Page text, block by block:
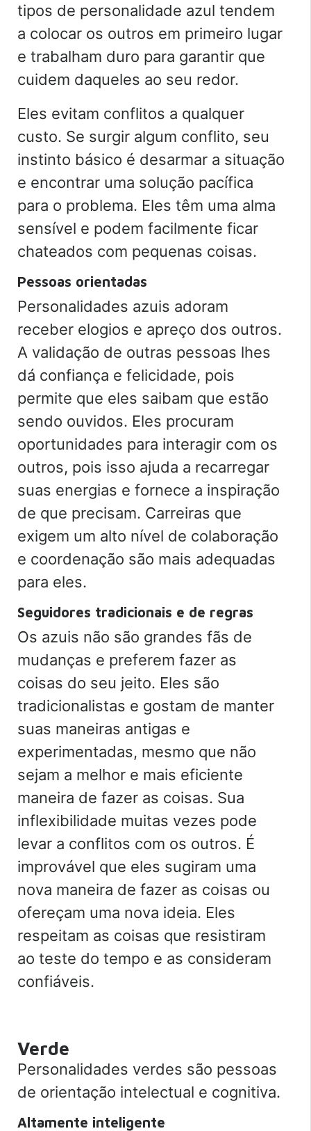
tipos de personalidade azul tendem
a colocar os outros em primeiro lugar
e trabalham duro para garantir que
cuidem daqueles ao seu redor.
Eles evitam conflitos a qualquer
custo. Se surgir algum conflito, seu
instinto básico é desarmar a situação
e encontrar uma solução pacífica
para o problema. Eles têm uma alma
sensível e podem facilmente ficar
chateados com pequenas coisas.
Pessoas orientadas
Personalidades azuis adoram
receber elogios e apreço dos outros.
A validação de outras pessoas lhes
dá confiança e felicidade, pois
permite que eles saibam que estão
sendo ouvidos. Eles procuram
oportunidades para interagir com os
outros, pois isso ajuda a recarregar
suas energias e fornece a inspiração
de que precisam. Carreiras que
exigem um alto nível de colaboração
e coordenação são mais adequadas
para eles.
Seguidores tradicionais e de regras
Os azuis não são grandes fãs de
mudanças e preferem fazer as
coisas do seu jeito. Eles são
tradicionalistas e gostam de manter
suas maneiras antigas e
experimentadas, mesmo que não
sejam a melhor e mais eficiente
maneira de fazer as coisas. Sua
inflexibilidade muitas vezes pode
levar a conflitos com os outros. É
improvável que eles sugiram uma
nova maneira de fazer as coisas ou
ofereçam uma nova ideia. Eles
respeitam as coisas que resistiram
ao teste do tempo e as consideram
confiáveis.
Verde
Personalidades verdes são pessoas
de orientação intelectual e cognitiva.
Altamente inteligente